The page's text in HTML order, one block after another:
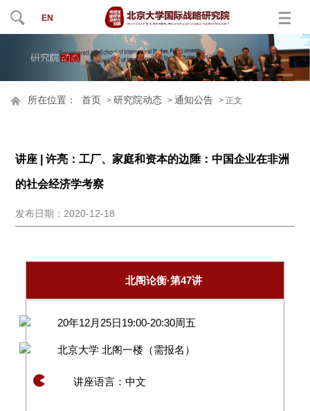
EN
所在位置： 首页 >研究院动态 >通知公告 > 正文
讲座 | 许亮：工厂、家庭和资本的边陲：中国企业在非洲
的社会经济学考察
发布日期：2020-12-18
北阁论衡·第47讲
20年12月25日19:00-20:30周五
北京大学 北阁一楼（需报名）
讲座语言：中文